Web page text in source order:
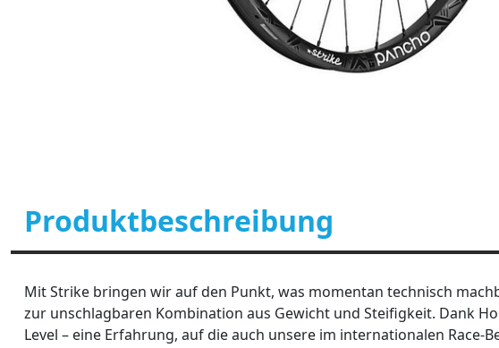
Produktbeschreibung
Mit Strike bringen wir auf den Punkt, was momentan technisch
zur unschlagbaren Kombination aus Gewicht und Steifigkeit. Dank
Level – eine Erfahrung, auf die auch unsere im internationalen